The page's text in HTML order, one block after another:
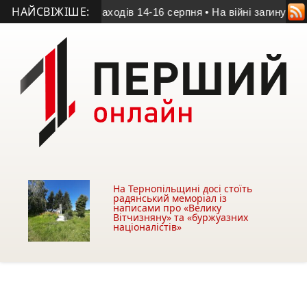
НАЙСВІЖІШЕ:
програма заходів 14-16 серпня • На війні загинув 20-
На Тернопільщині досі стоїть
радянський меморіал із
написами про «Велику
Вітчизняну» та «буржуазних
націоналістів»